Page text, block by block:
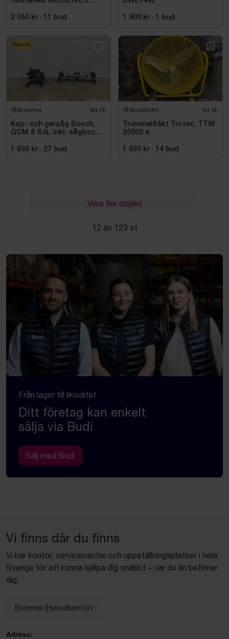
2 050 kr · bud 1 900 kr · bud
Bromma 6d 2h
Kap- och gersåg Bosch,
GCM 8 SJL inkl. sågbock
1 650 kr · 27 bud
Bosch
Stockholm 4d 3h
Trummelfläkt Trotec, TTW
25000 s
1 650 kr · 14 bud
Visa fler objekt
12 av 123 st
Från lager till likviditet
Ditt företag kan enkelt
sälja via Budi
Sälj med Budi
Vi finns där du finns
Vi har kontor, servicecenter och uppställningsplatser i hela
Sverige för att kunna hjälpa dig snabbt – var du än befinner
dig.
Välj anläggning:
Bromma (Huvudkontor)
Adress: